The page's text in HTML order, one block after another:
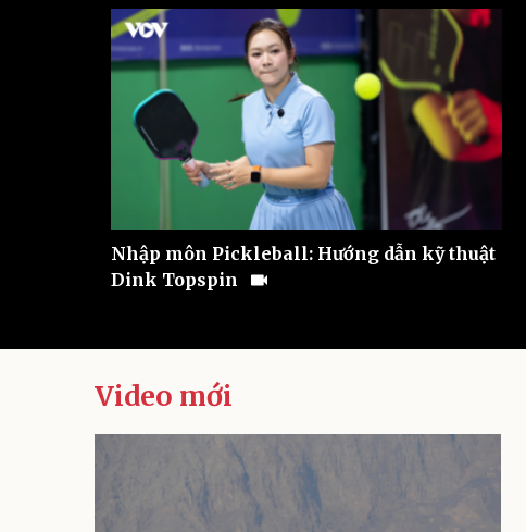
Dinh dưỡng - món ngon
Cây thuốc
Sản phụ khoa
Nhi khoa
Nam khoa
Làm đẹp - giảm cân
Phòng mạch online
Ăn sạch sống khỏe
Nhà đẹp
Tình yêu - Gia đình
Nhập môn Pickleball: Hướng dẫn kỹ thuật
Dink Topspin
Video mới